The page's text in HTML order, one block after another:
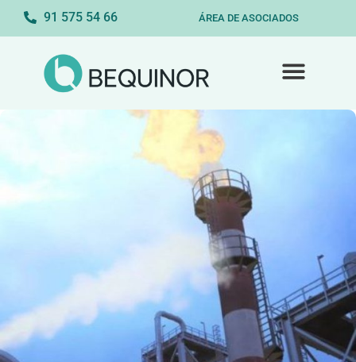
91 575 54 66 ÁREA DE ASOCIADOS